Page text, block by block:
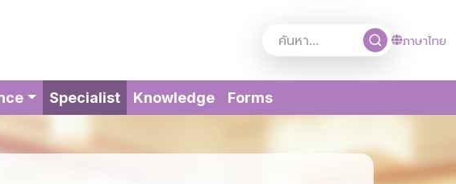
ภาษาไทย
Specialist(current)
Knowledge Forms